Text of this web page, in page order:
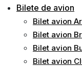
Bilete de avion
Bilet avion
Bilet avion
Bilet avion
Bilet avion